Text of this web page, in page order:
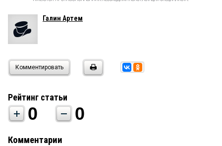
Галин Артем
Комментировать
Рейтинг статьи
0 0
Комментарии